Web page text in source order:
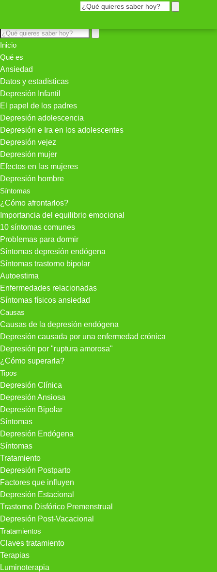
Inicio
Qué es
Ansiedad
Datos y estadísticas
Depresión Infantil
El papel de los padres
Depresión adolescencia
Depresión e Ira en los adolescentes
Depresión vejez
Depresión mujer
Efectos en las mujeres
Depresión hombre
Síntomas
¿Cómo afrontarlos?
Importancia del equilibrio emocional
10 síntomas comunes
Problemas para dormir
Síntomas depresión endógena
Síntomas trastorno bipolar
Autoestima
Enfermedades relacionadas
Síntomas físicos ansiedad
Causas
Causas de la depresión endógena
Depresión causada por una enfermedad crónica
Depresión por "ruptura amorosa"
¿Cómo superarla?
Tipos
Depresión Clínica
Depresión Ansiosa
Depresión Bipolar
Síntomas
Depresión Endógena
Síntomas
Tratamiento
Depresión Postparto
Factores que influyen
Depresión Estacional
Trastorno Disfórico Premenstrual
Depresión Post-Vacacional
Tratamientos
Claves tratamiento
Terapias
Luminoterapia